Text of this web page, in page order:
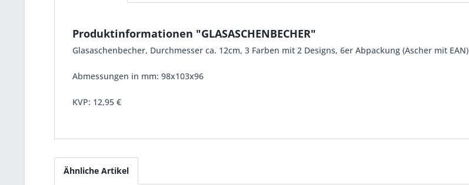
Produktinformationen "GLASASCHENBECHER"
Glasaschenbecher, Durchmesser ca. 12cm, 3 Farben mit 2 Designs, 6er Abpackung (Ascher mit EAN)
Abmessungen in mm: 98x103x96
KVP: 12,95 €
Ähnliche Artikel